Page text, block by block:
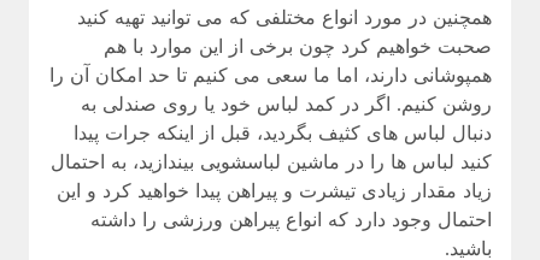
همچنین در مورد انواع مختلفی که می توانید تهیه کنید
صحبت خواهیم کرد چون برخی از این موارد با هم
همپوشانی دارند، اما ما سعی می کنیم تا حد امکان آن را
روشن کنیم. اگر در کمد لباس خود یا روی صندلی به
دنبال لباس های کثیف بگردید، قبل از اینکه جرات پیدا
کنید لباس ها را در ماشین لباسشویی بیندازید، به احتمال
زیاد مقدار زیادی تیشرت و پیراهن پیدا خواهید کرد و این
احتمال وجود دارد که انواع پیراهن ورزشی را داشته
باشید.